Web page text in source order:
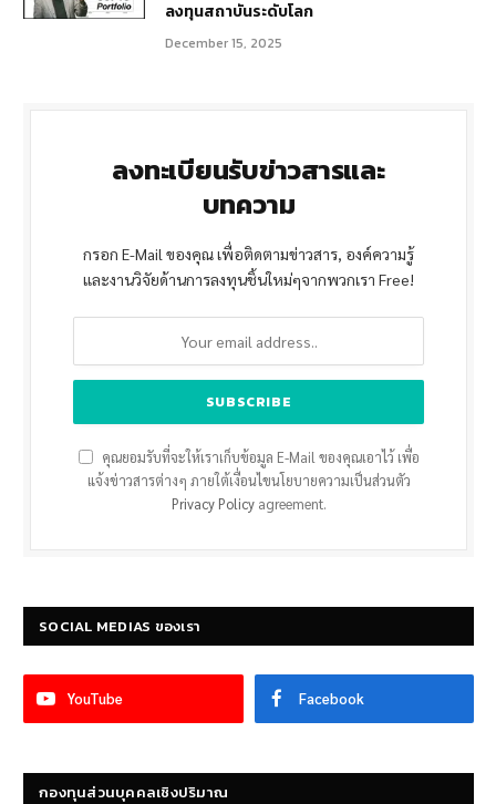
ลงทุนสถาบันระดับโลก
December 15, 2025
ลงทะเบียนรับข่าวสารและ
บทความ
กรอก E-Mail ของคุณ เพื่อติดตามข่าวสาร, องค์ความรู้
และงานวิจัยด้านการลงทุนชิ้นใหม่ๆจากพวกเรา Free!
คุณยอมรับที่จะให้เราเก็บข้อมูล E-Mail ของคุณเอาไว้ เพื่อ
แจ้งข่าวสารต่างๆ ภายใต้เงื่อนไขนโยบายความเป็นส่วนตัว
Privacy Policyagreement.
SOCIAL MEDIAS ของเรา
YouTube Facebook
กองทุนส่วนบุคคลเชิงปริมาณ